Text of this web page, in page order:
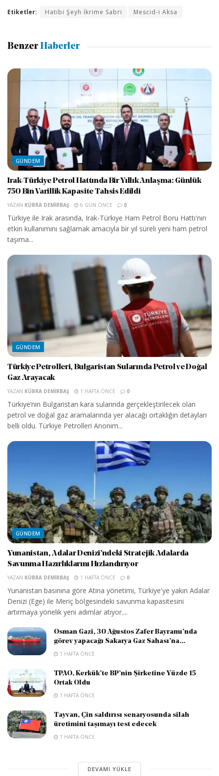
Etiketler: Hatibi Şeyh İkrime Sabri Mescid-i Aksa
Benzer Haberler
GÜNDEM
Irak-Türkiye Petrol Hattında Bir Yıllık Anlaşma: Günlük
750 Bin Varillik Kapasite Tahsis Edildi
YAZAN KÜBRA DEMIRBAŞ 6 GÜN ÖNCE 0
Türkiye ile Irak arasında, Irak-Türkiye Ham Petrol Boru Hattı'nın
etkin kullanımını sağlamak amacıyla bir yıl süreli yeni ham petrol
taşıma...
GÜNDEM
Türkiye Petrolleri, Bulgaristan Sularında Petrol ve Doğal
Gaz Arayacak
YAZAN KÜBRA DEMIRBAŞ 1 HAFTA ÖNCE 0
Türkiye’nin Bulgaristan kara sularında gerçekleştirilecek olan
petrol ve doğal gaz aramalarında yer alacağı ortaklığın detayları
belli oldu. Türkiye Petrolleri Anonim...
GÜNDEM
Yunanistan, Adalar Denizi’ndeki Stratejik Adalarda
Savunma Hazırlıklarını Hızlandırıyor
YAZAN KÜBRA DEMIRBAŞ 1 HAFTA ÖNCE 0
Yunanistan basınına göre Atina yönetimi, Türkiye'ye yakın Adalar
Denizi (Ege) ile Meriç bölgesindeki savunma kapasitesini
artırmaya yönelik yeni adımlar atıyor....
Osman Gazi, 30 Ağustos Zafer Bayramı’nda
görev yapacağı Sakarya Gaz Sahası’na...
1 HAFTA ÖNCE
TPAO, Kerkük’te BP’nin Şirketine Yüzde 15
Ortak Oldu
1 HAFTA ÖNCE
Tayvan, Çin saldırısı senaryosunda silah
üretimini taşımayı test edecek
1 HAFTA ÖNCE
DEVAMI YÜKLE